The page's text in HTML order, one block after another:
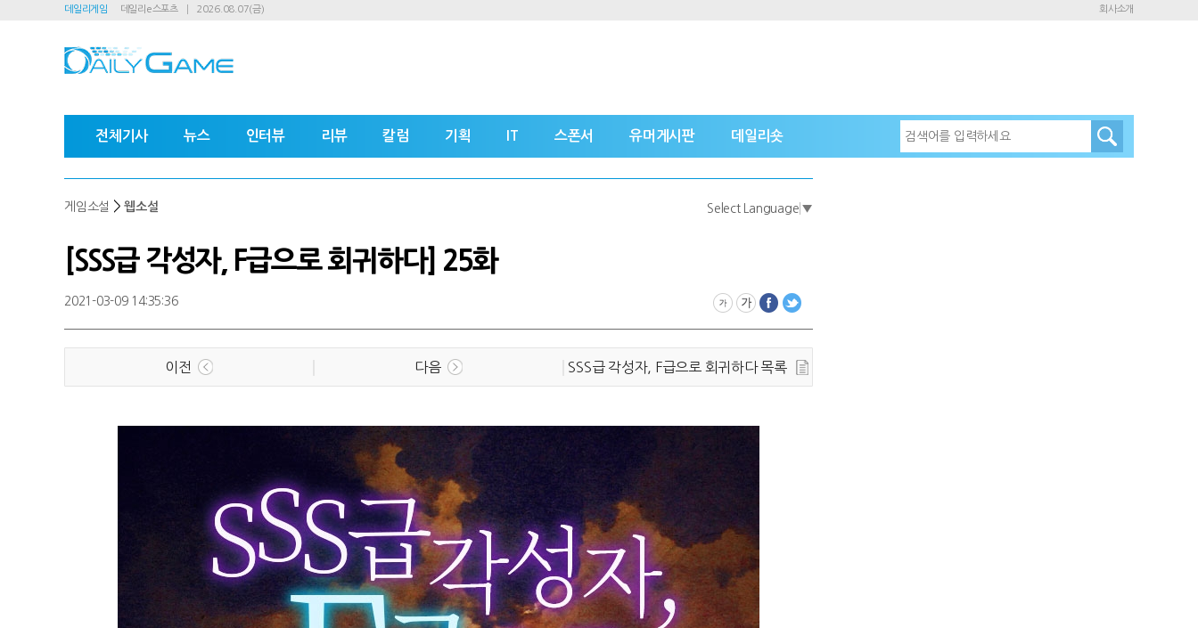
데일리게임 데일리e스포츠 2026.08.07(금) 회사소개
전체기사 뉴스 인터뷰 리뷰 칼럼 기획 IT 스폰서 유머게시판 데일리숏
게임소설 >웹소설 Select Language ▼
[SSS급 각성자, F급으로 회귀하다] 25화
2021-03-09 14:35:36
이전 다음 SSS급 각성자, F급으로 회귀하다 목록